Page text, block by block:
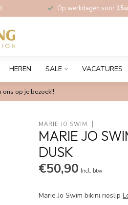
Op werkdagen voor
HEREN SALE VACATURES
op je bezoek!!
MARIE JO SWIM
MARIE JO
DUSK
€50,90 Incl. btw
Marie Jo Swim bikini rioslip